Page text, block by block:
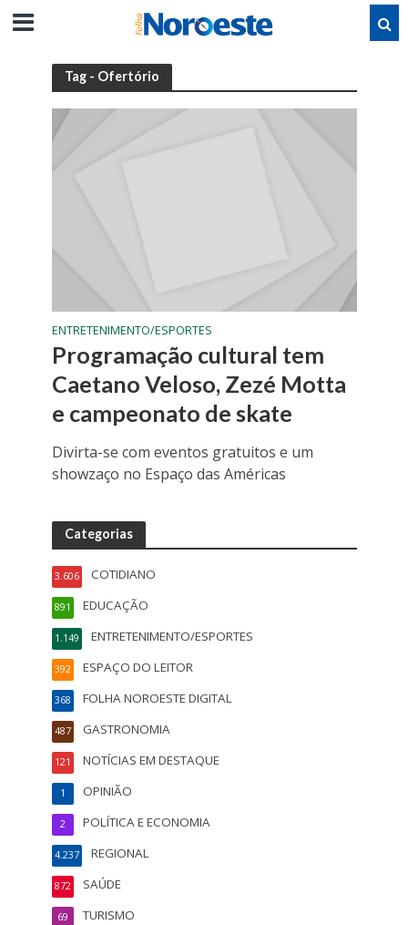
Tag - Ofertório
ENTRETENIMENTO/ESPORTES
Programação cultural tem
Caetano Veloso, Zezé Motta
e campeonato de skate
Divirta-se com eventos gratuitos e um
showzaço no Espaço das Américas
Categorias
COTIDIANO
3.606
EDUCAÇÃO
891
ENTRETENIMENTO/ESPORTES
1.149
ESPAÇO DO LEITOR
392
FOLHA NOROESTE DIGITAL
368
GASTRONOMIA
487
NOTÍCIAS EM DESTAQUE
121
OPINIÃO
1
POLÍTICA E ECONOMIA
2
REGIONAL
4.237
SAÚDE
872
TURISMO
69